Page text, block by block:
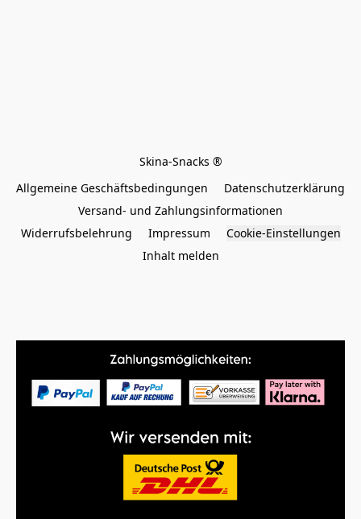
Allgemeine Geschäftsbedingungen
Datenschutzerklärung
Versand- und Zahlungsinformationen
Widerrufsbelehrung
Impressum
Cookie-Einstellungen
Inhalt melden